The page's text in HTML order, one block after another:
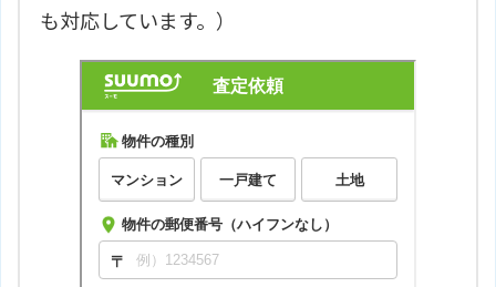
も対応しています。）